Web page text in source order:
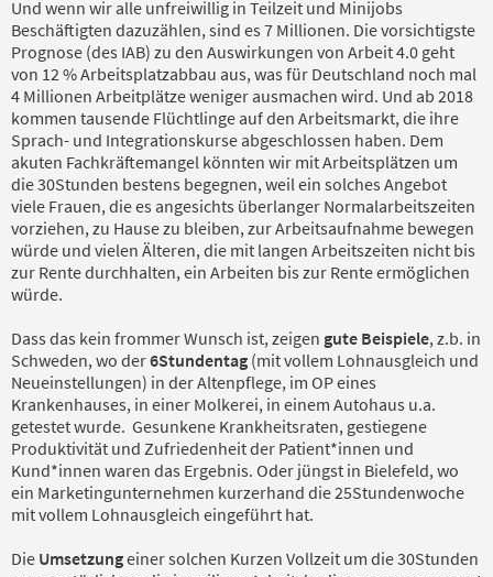
Und wenn wir alle unfreiwillig in Teilzeit und Minijobs
Beschäftigten dazuzählen, sind es 7 Millionen. Die vorsichtigste
Prognose (des IAB) zu den Auswirkungen von Arbeit 4.0 geht
von 12 % Arbeitsplatzabbau aus, was für Deutschland noch mal
4 Millionen Arbeitplätze weniger ausmachen wird. Und ab 2018
kommen tausende Flüchtlinge auf den Arbeitsmarkt, die ihre
Sprach- und Integrationskurse abgeschlossen haben. Dem
akuten Fachkräftemangel könnten wir mit Arbeitsplätzen um
die 30Stunden bestens begegnen, weil ein solches Angebot
viele Frauen, die es angesichts überlanger Normalarbeitszeiten
vorziehen, zu Hause zu bleiben, zur Arbeitsaufnahme bewegen
würde und vielen Älteren, die mit langen Arbeitszeiten nicht bis
zur Rente durchhalten, ein Arbeiten bis zur Rente ermöglichen
würde.
Dass das kein frommer Wunsch ist, zeigen gute Beispiele, z.b. in
Schweden, wo der6Stundentag (mit vollem Lohnausgleich und
Neueinstellungen) in der Altenpflege, im OP eines
Krankenhauses, in einer Molkerei, in einem Autohaus u.a.
getestet wurde. Gesunkene Krankheitsraten, gestiegene
Produktivität und Zufriedenheit der Patient*innen und
Kund*innen waren das Ergebnis. Oder jüngst in Bielefeld, wo
ein Marketingunternehmen kurzerhand die 25Stundenwoche
mit vollem Lohnausgleich eingeführt hat.
Die Umsetzungeiner solchen Kurzen Vollzeit um die 30Stunden